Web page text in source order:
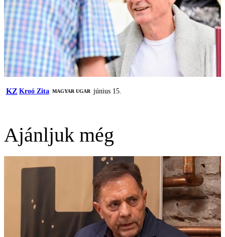
KZ Kroó Zita MAGYAR UGAR június 15.
Ajánljuk még